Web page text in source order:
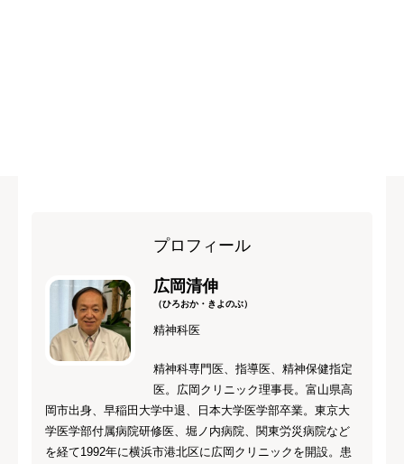
プロフィール
広岡清伸
（ひろおか・きよのぶ）
精神科医
精神科専門医、指導医、精神保健指定
医。広岡クリニック理事長。富山県高
岡市出身、早稲田大学中退、日本大学医学部卒業。東京大
学医学部付属病院研修医、堀ノ内病院、関東労災病院など
を経て1992年に横浜市港北区に広岡クリニックを開設。患